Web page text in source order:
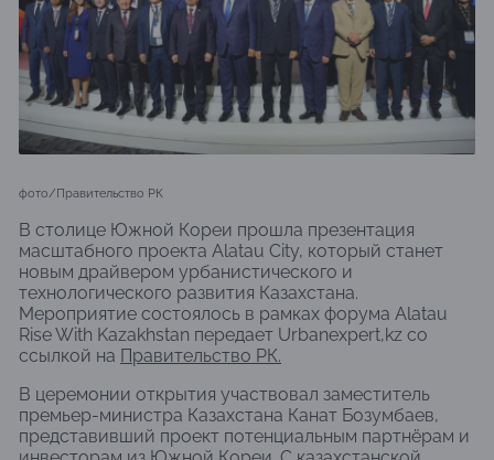
фото/Правительство РК
В столице Южной Кореи прошла презентация
масштабного проекта Alatau City, который станет
новым драйвером урбанистического и
технологического развития Казахстана.
Мероприятие состоялось в рамках форума Alatau
Rise With Kazakhstan передает Urbanexpert,kz со
ссылкой на Правительство РК.
В церемонии открытия участвовал заместитель
премьер-министра Казахстана Канат Бозумбаев,
представивший проект потенциальным партнёрам и